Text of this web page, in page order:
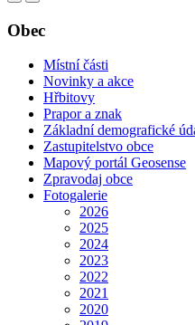
Obec
Místní části
Novinky a akce
Hřbitovy
Prapor a znak
Základní demografické
Zastupitelstvo obce
Mapový portál Geosense
Zpravodaj obce
Fotogalerie
2026
2025
2024
2023
2022
2021
2020